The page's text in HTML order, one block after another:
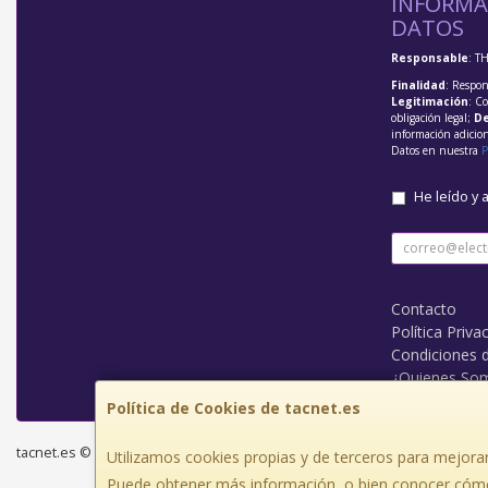
Política de Cookies de tacnet.es
Utilizamos cookies propias y de terceros para
DATOS
Responsable:
Finalidad:
Legitimación:
obligación legal;
información
Datos en nuestra
He leído y
Contacto
Política
Condiciones
¿Quienes
tacnet.es © 2026